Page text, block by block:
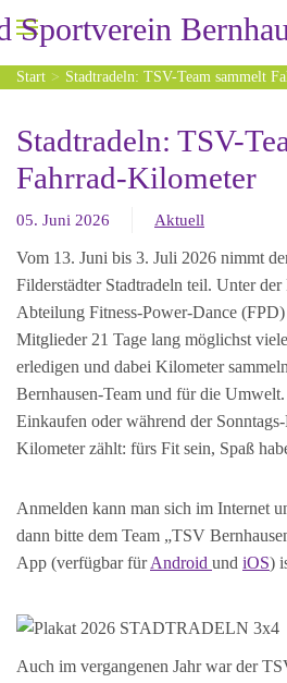
Start Stadtradeln: TSV-Team sammelt
Stadtradeln: TSV-
Fahrrad-Kilometer
05. Juni 2026 Aktuell
Vom 13. Juni bis 3. Juli 2026 nimmt
Filderstädter Stadtradeln teil. Unter
Abteilung Fitness-Power-Dance
Mitglieder 21 Tage lang möglichst
erledigen und dabei Kilometer
Bernhausen-Team und für die
Einkaufen oder während der
Kilometer zählt: fürs Fit sein, Spaß
Anmelden kann man sich im Internet
dann bitte dem Team „TSV
App (verfügbar fürAndroid und iOS)
Auch im vergangenen Jahr war der